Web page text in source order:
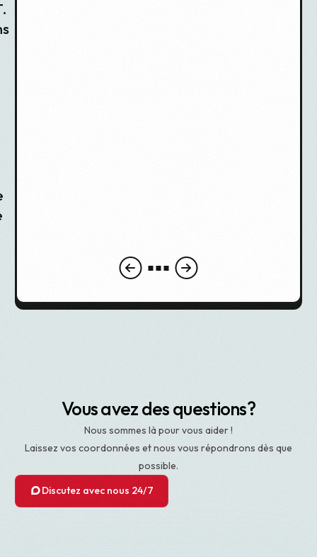
Vous avez des questions?
Nous sommes là pour vous aider !
Laissez vos coordonnées et nous vous répondrons dès que
possible.
Discutez avec nous 24/7